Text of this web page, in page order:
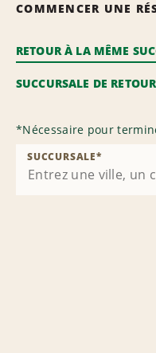
COMMENCER UNE
RETOUR À LA MÊME
SUCCURSALE DE
*Nécessaire pour
SUCCURSALE*